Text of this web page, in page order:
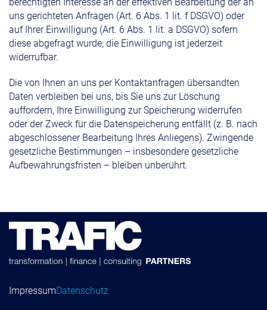
uns gerichteten Anfragen (Art. 6 Abs. 1 lit. f DSGVO) oder
auf Ihrer Einwilligung (Art. 6 Abs. 1 lit. a DSGVO) sofern
diese abgefragt wurde; die Einwilligung ist jederzeit
widerrufbar.
Die von Ihnen an uns per Kontaktanfragen übersandten
Daten verbleiben bei uns, bis Sie uns zur Löschung
auffordern, Ihre Einwilligung zur Speicherung widerrufen
oder der Zweck für die Datenspeicherung entfällt (z. B. nach
abgeschlossener Bearbeitung Ihres Anliegens). Zwingende
gesetzliche Bestimmungen – insbesondere gesetzliche
Aufbewahrungsfristen – bleiben unberührt.
ImpressumDatenschutz